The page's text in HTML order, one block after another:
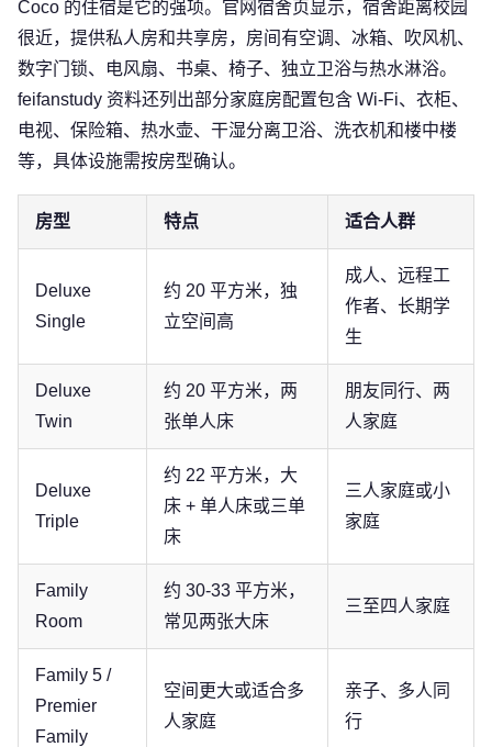
Coco 的住宿是它的强项。官网宿舍页显示，宿舍距离校园
很近，提供私人房和共享房，房间有空调、冰箱、吹风机、
数字门锁、电风扇、书桌、椅子、独立卫浴与热水淋浴。
feifanstudy 资料还列出部分家庭房配置包含 Wi-Fi、衣柜、
电视、保险箱、热水壶、干湿分离卫浴、洗衣机和楼中楼
等，具体设施需按房型确认。
房型 特点 适合人群
Deluxe
Single
约 20 平方米，独
立空间高
成人、远程工
作者、长期学
生
Deluxe
Twin
约 20 平方米，两
张单人床
朋友同行、两
人家庭
Deluxe
Triple
约 22 平方米，大
床 + 单人床或三单
床
三人家庭或小
家庭
Family
Room
约 30-33 平方米，
常见两张大床
三至四人家庭
Family 5 /
Premier
Family
空间更大或适合多
人家庭
亲子、多人同
行